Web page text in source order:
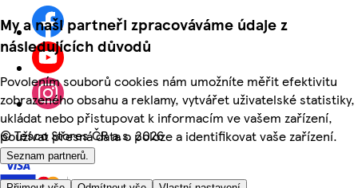
My a naši partneři zpracováváme údaje z
následujících důvodů
Povolením souborů cookies nám umožníte měřit efektivitu
zobrazeného obsahu a reklamy, vytvářet uživatelské statistiky,
ukládat nebo přistupovat k informacím ve vašem zařízení,
používat přesná data o poloze a identifikovat vaše zařízení.
Seznam partnerů.
©Tesco Stores ČR a.s. 2026